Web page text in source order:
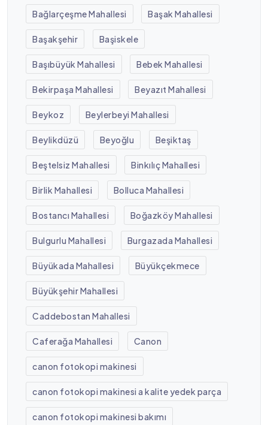
Bağlarçeşme Mahallesi Başak Mahallesi
Başakşehir Başiskele
Başıbüyük Mahallesi Bebek Mahallesi
Bekirpaşa Mahallesi Beyazıt Mahallesi
Beykoz Beylerbeyi Mahallesi
Beylikdüzü Beyoğlu Beşiktaş
Beştelsiz Mahallesi Binkılıç Mahallesi
Birlik Mahallesi Bolluca Mahallesi
Bostancı Mahallesi Boğazköy Mahallesi
Bulgurlu Mahallesi Burgazada Mahallesi
Büyükada Mahallesi Büyükçekmece
Büyükşehir Mahallesi
Caddebostan Mahallesi
Caferağa Mahallesi Canon
canon fotokopi makinesi
canon fotokopi makinesi a kalite yedek parça
canon fotokopi makinesi bakımı